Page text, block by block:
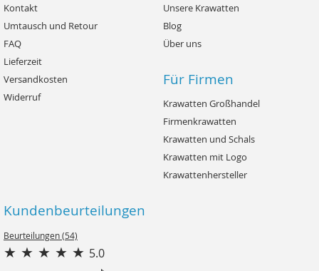
Kontakt
Umtausch und Retour
FAQ
Lieferzeit
Versandkosten
Widerruf
Unsere Krawatten
Blog
Über uns
Für Firmen
Krawatten Großhandel
Firmenkrawatten
Krawatten und Schals
Krawatten mit Logo
Krawattenhersteller
Kundenbeurteilungen
Beurteilungen (54)
5.0